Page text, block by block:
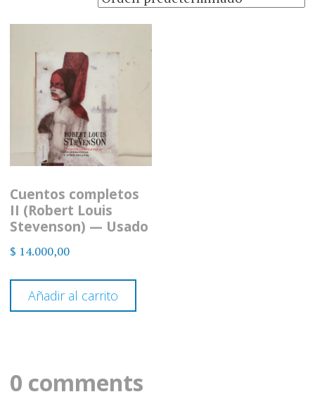
Cuentos completos
II (Robert Louis
Stevenson) — Usado
$ 14.000,00
Añadir al carrito
0 comments